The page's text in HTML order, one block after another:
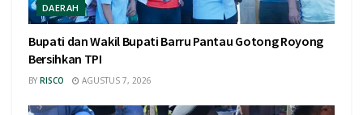
DAERAH
Bupati dan Wakil Bupati Barru Pantau Gotong Royong
Bersihkan TPI
BY RISCO AGUSTUS 7, 2026